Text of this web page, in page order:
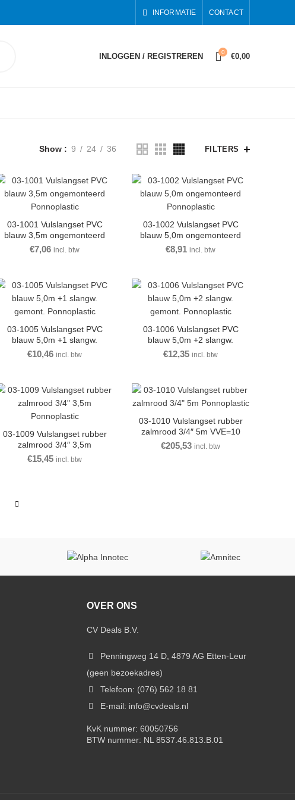
INFORMATIE CONTACT
INLOGGEN / REGISTREREN 0 €0,00
Show 9 24 36 FILTERS
03-1001 Vulslangset PVC
blauw 3,5m ongemonteerd
Ponnoplastic
€7,06 incl. btw
03-1002 Vulslangset PVC
blauw 5,0m ongemonteerd
Ponnoplastic
€8,91 incl. btw
03-1005 Vulslangset PVC
blauw 5,0m +1 slangw.
gemont. Ponnoplastic
€10,46 incl. btw
03-1006 Vulslangset PVC
blauw 5,0m +2 slangw.
gemont. Ponnoplastic
€12,35 incl. btw
03-1009 Vulslangset rubber
zalmrood 3/4″ 3,5m
Ponnoplastic
€15,45 incl. btw
03-1010 Vulslangset rubber
zalmrood 3/4″ 5m VVE=10
€205,53 incl. btw
OVER ONS
CV Deals B.V.
Penningweg 14 D, 4879 AG Etten-Leur
(geen bezoekadres)
Telefoon: (076) 562 18 81
E-mail: info@cvdeals.nl
KvK nummer: 60050756
BTW nummer: NL 8537.46.813.B.01